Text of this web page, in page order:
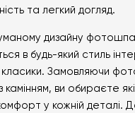
та легкий догляд.
дизайну
в будь-який стиль
класики. Замовляючи
камінням, ви обираєте
у кожній деталі.